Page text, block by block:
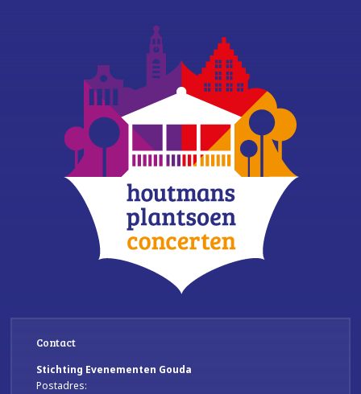
Contact
Stichting Evenementen Gouda
Postadres: